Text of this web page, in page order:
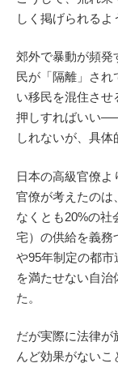
しく掲げられるよ
郊外で暴動が頻発
民が「隔離」され
い移民を混住させ
押しすればいい
しれないが、具体
日本の高級官僚
官僚が考えたのは
なくとも20%の社
宅）の供給を義務
や95年制定の都
を満たせない自
た。
だが実際に法律が
んど効果がないこ